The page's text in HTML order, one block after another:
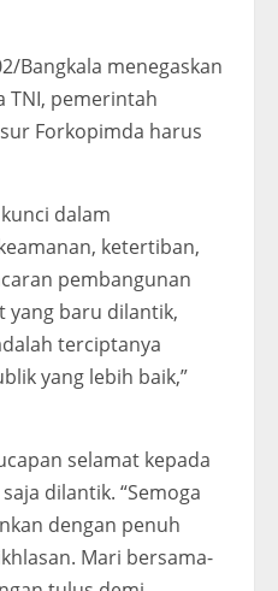
Bangkala menegaskan
TNI, pemerintah
Forkopimda harus
dalam
ketertiban,
pembangunan
yang baru dilantik,
terciptanya
yang lebih baik,”
selamat kepada
dilantik. “Semoga
dengan penuh
Mari bersama-